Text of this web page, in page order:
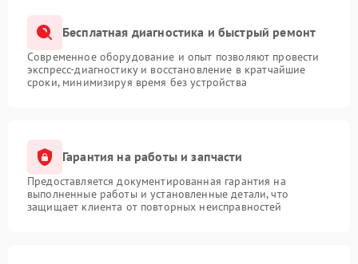
Бесплатная диагностика и быстрый ремонт
Современное оборудование и опыт позволяют провести
экспресс-диагностику и восстановление в кратчайшие
сроки, минимизируя время без устройства
Гарантия на работы и запчасти
Предоставляется документированная гарантия на
выполненные работы и установленные детали, что
защищает клиента от повторных неисправностей